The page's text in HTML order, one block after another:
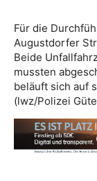
Für die
Augustdorfer
Beide
mussten
beläuft sich auf
(lwz/Polizei